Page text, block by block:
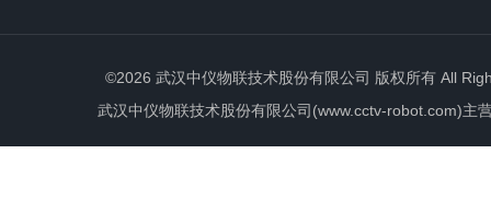
©2026 武汉中仪物联技术股份有限公司 版权所有 All
武汉中仪物联技术股份有限公司(www.cctv-robot.com)主